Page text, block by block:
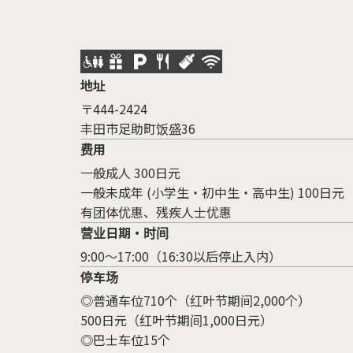
地址
〒444-2424
丰田市足助町饭盛36
费用
一般成人 300日元
一般未成年 (小学生・初中生・高中生) 100日元
有团体优惠、残疾人士优惠
营业日期・时间
9:00～17:00（16:30以后停止入内）
停车场
◎普通车位710个（红叶节期间2,000个）
500日元（红叶节期间1,000日元）
◎巴士车位15个